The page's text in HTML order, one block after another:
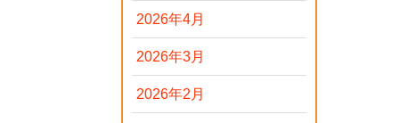
2026年4月
2026年3月
2026年2月